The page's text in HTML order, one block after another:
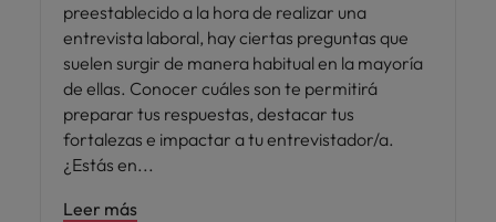
preestablecido a la hora de realizar una
entrevista laboral, hay ciertas preguntas que
suelen surgir de manera habitual en la mayoría
de ellas. Conocer cuáles son te permitirá
preparar tus respuestas, destacar tus
fortalezas e impactar a tu entrevistador/a.
¿Estás en
Leer más